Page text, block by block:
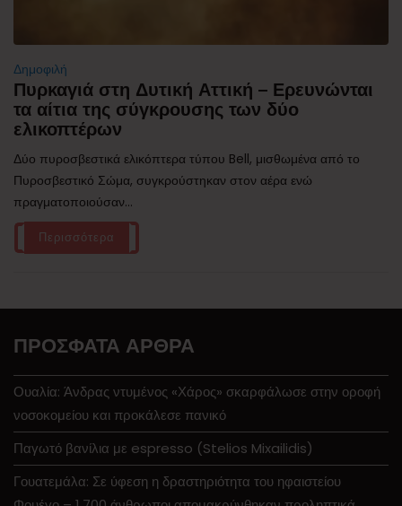
Δημοφιλή
Πυρκαγιά στη Δυτική Αττική – Ερευνώνται
τα αίτια της σύγκρουσης των δύο
ελικοπτέρων
Δύο πυροσβεστικά ελικόπτερα τύπου Bell, μισθωμένα από το
Πυροσβεστικό Σώμα, συγκρούστηκαν στον αέρα ενώ
πραγματοποιούσαν...
Περισσότερα
ΠΡΌΣΦΑΤΑ ΆΡΘΡΑ
Ουαλία: Άνδρας ντυμένος «Χάρος» σκαρφάλωσε στην οροφή
νοσοκομείου και προκάλεσε πανικό
Παγωτό βανίλια με espresso (Stelios Mixailidis)
Γουατεμάλα: Σε ύφεση η δραστηριότητα του ηφαιστείου